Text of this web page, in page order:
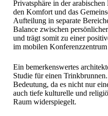
Privatsphäre in der
den Komfort und das
Aufteilung in separate
Balance zwischen
und trägt somit zu einer
im mobilen Konferenzzentrum
Ein bemerkenswertes
Studie für einen
Bedeutung, da es nicht nur
auch tiefe kulturelle und
Raum widerspiegelt.